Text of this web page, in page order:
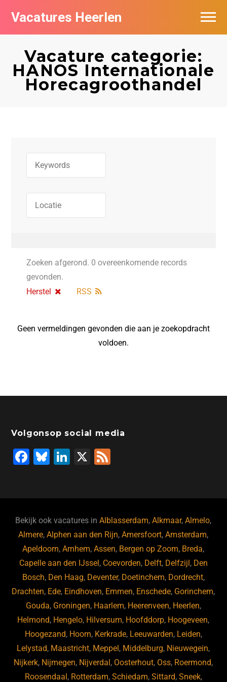
Vacatures Heerlen
Vacature categorie:
HANOS Internationale
Horecagroothandel
Zoeken afgerond. 0 overeenkomende records
gevonden.
Herstel
RSS
Geen vermeldingen gevonden die aan je zoekopdracht
voldoen.
Volgonsop social media
F
b
o
o
k
Bl
ky
Li
dI
n
X
Bekijk ook vacatures inAlblasserdam,Alkmaar,Almelo,
Almere,Alphen aan den Rijn,Amersfoort,Amsterdam,
Apeldoorn,Arnhem,Assen, Bergen op Zoom, Breda,
Capelle aan den IJssel , Coevorden, Delft, Delfzijl , Den
Bosch, Den Haag, Deventer, Doetinchem, Dordrecht,
Drachten, Ede, Eindhoven, Emmen, Enschede, Gorinchem,
Gouda, Groningen, Haarlem, Heerenveen, Heerlen,
Helmond, Hengelo, Hilversum, Hoofddorp, Hoogeveen,
Hoogezand, Hoorn, Kerkrade, Leeuwarden, Leiden,
Lelystad, Maastricht, Meppel , Middelburg, Nieuwegein,
Nijkerk, Nijmegen, Nijverdal , Oosterhout, Oss, Roermond,
Roosendaal , Rotterdam, Schiedam, Sittard, Sneek,
Vacatures per bedrijf in Heerlen
De populairste vacatures in Heerlen